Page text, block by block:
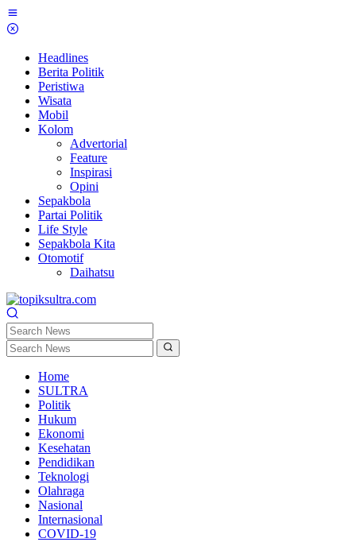
Skip
to
Headlines
Berita Politik
Peristiwa
Wisata
Mobil
Kolom
Advertorial
Feature
Inspirasi
Opini
Sepakbola
Partai Politik
Life Style
Sepakbola Kita
Otomotif
Daihatsu
Home
SULTRA
Politik
Hukum
Ekonomi
Kesehatan
Pendidikan
Teknologi
Olahraga
Nasional
Internasional
COVID-19